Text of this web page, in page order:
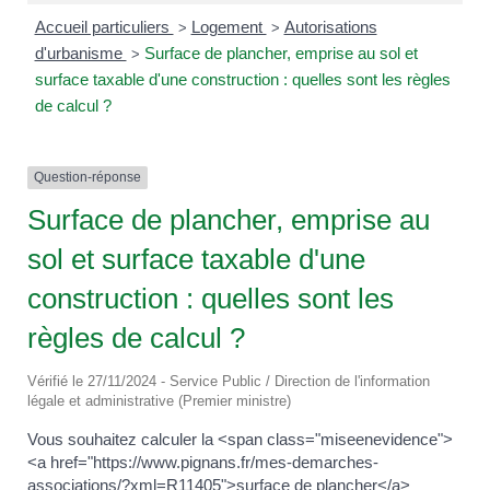
Accueil particuliers > Logement > Autorisations
d'urbanisme > Surface de plancher, emprise au sol et
surface taxable d'une construction : quelles sont les règles
de calcul ?
Question-réponse
Surface de plancher, emprise au
sol et surface taxable d'une
construction : quelles sont les
règles de calcul ?
Vérifié le 27/11/2024 - Service Public / Direction de l'information
légale et administrative (Premier ministre)
Vous souhaitez calculer la <span class="miseenevidence">
<a href="https://www.pignans.fr/mes-demarches-
associations/?xml=R11405">surface de plancher</a>